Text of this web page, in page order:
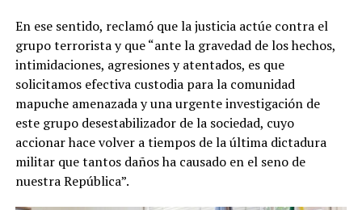
En ese sentido, reclamó que la justicia actúe contra el
grupo terrorista y que “ante la gravedad de los hechos,
intimidaciones, agresiones y atentados, es que
solicitamos efectiva custodia para la comunidad
mapuche amenazada y una urgente investigación de
este grupo desestabilizador de la sociedad, cuyo
accionar hace volver a tiempos de la última dictadura
militar que tantos daños ha causado en el seno de
nuestra República”.